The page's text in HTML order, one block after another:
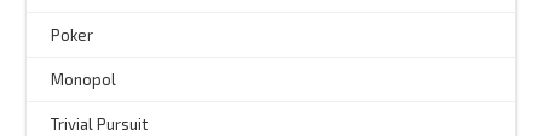
Poker
Monopol
Trivial Pursuit